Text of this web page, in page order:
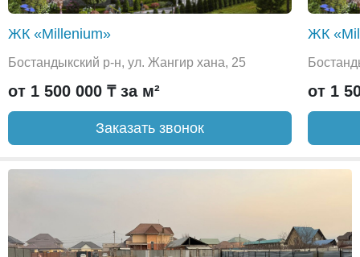
ЖК «Millenium»
Бостандыкский р-н, ул. Жангир хана, 25
от 1 500 000 ₸ за м²
Заказать звонок
ЖК
от 1